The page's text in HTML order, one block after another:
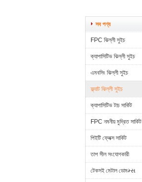
সব পণ্য
FPC ঝিল্লী সুইচ
ক্যাপাসিটিভ ঝিল্লী সুইচ
এমবসিং ঝিল্লী সুইচ
ফ্ল্যাট ঝিল্লী সুইচ
ক্যাপাসিটিভ টাচ সার্কিট
FPC নমনীয় মুদ্রিত সার্কিট
পিইটি ফ্লেক্স সার্কিট
তাপ সীল সংযোগকারী
টেকসই মেটাল ডোমમ્સ